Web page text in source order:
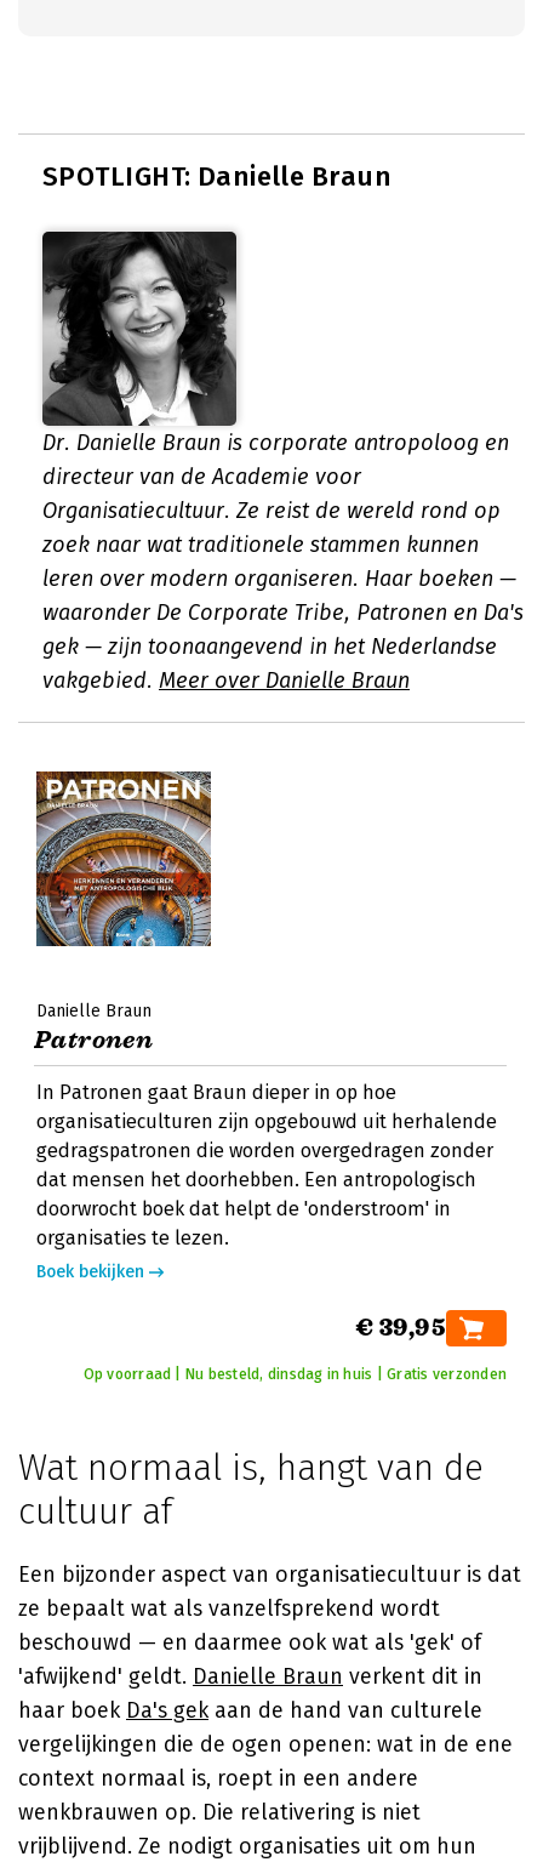
SPOTLIGHT: Danielle Braun
Dr. Danielle Braun is corporate antropoloog en
directeur van de Academie voor
Organisatiecultuur. Ze reist de wereld rond op
zoek naar wat traditionele stammen kunnen
leren over modern organiseren. Haar boeken —
waaronder De Corporate Tribe, Patronen en Da's
gek — zijn toonaangevend in het Nederlandse
vakgebied. Meer over Danielle Braun
Danielle Braun
Patronen
In Patronen gaat Braun dieper in op hoe
organisatieculturen zijn opgebouwd uit herhalende
gedragspatronen die worden overgedragen zonder
dat mensen het doorhebben. Een antropologisch
doorwrocht boek dat helpt de 'onderstroom' in
organisaties te lezen.
Boek bekijken
€ 39,95
Op voorraad | Nu besteld, dinsdag in huis | Gratis verzonden
Wat normaal is, hangt van de
cultuur af
Een bijzonder aspect van organisatiecultuur is dat
ze bepaalt wat als vanzelfsprekend wordt
beschouwd — en daarmee ook wat als 'gek' of
'afwijkend' geldt. Danielle Braun verkent dit in
haar boek Da's gekaan de hand van culturele
vergelijkingen die de ogen openen: wat in de ene
context normaal is, roept in een andere
wenkbrauwen op. Die relativering is niet
vrijblijvend. Ze nodigt organisaties uit om hun